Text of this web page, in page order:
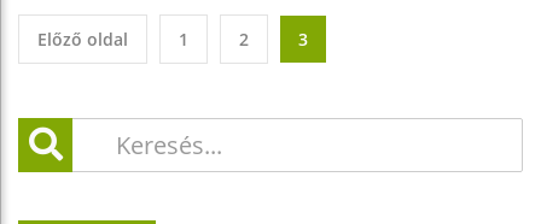
Előző oldal 1 2 3